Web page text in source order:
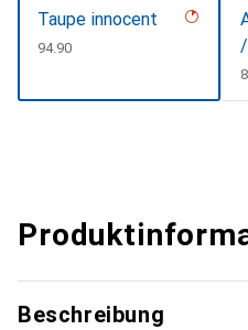
Taupe innocent
CHF
94.90
Beschreibung